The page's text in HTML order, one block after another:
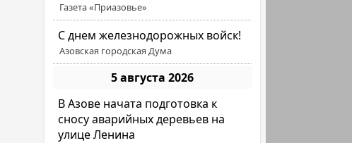
Газета «Приазовье»
С днем железнодорожных войск!
Азовская городская Дума
5 августа 2026
В Азове начата подготовка к
сносу аварийных деревьев на
улице Ленина